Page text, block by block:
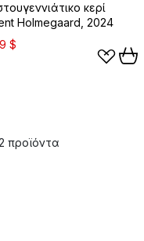
κερί
Holmegaard, 2024
$
προϊόντα